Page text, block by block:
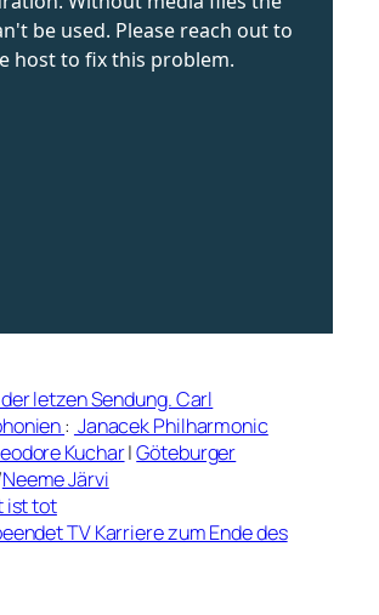
letzen Sendung. Carl
: Janacek Philharmonic
Kuchar|Göteburger
Neeme Järvi
ist tot
TV Karriere zum Ende des